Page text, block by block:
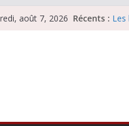
août 7, 2026 Récents : Les